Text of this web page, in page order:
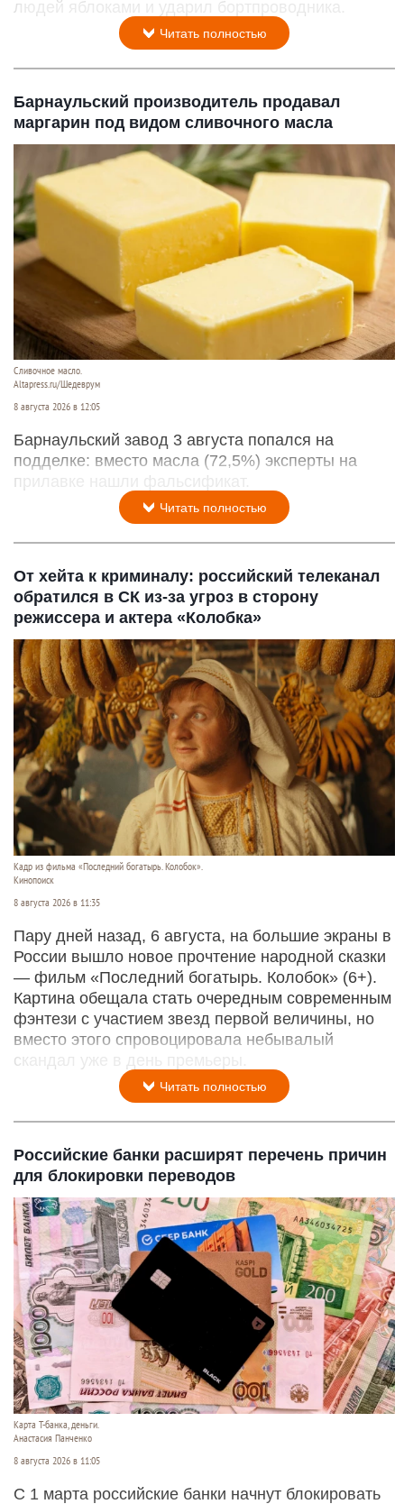
людей яблоками и ударил бортпроводника.
Читать полностью
Барнаульский производитель продавал
маргарин под видом сливочного масла
Сливочное масло.
Altapress.ru/Шедеврум
8 августа 2026 в 12:05
Барнаульский завод 3 августа попался на
подделке: вместо масла (72,5%) эксперты на
прилавке нашли фальсификат.
Читать полностью
От хейта к криминалу: российский телеканал
обратился в СК из-за угроз в сторону
режиссера и актера «Колобка»
Кадр из фильма «Последний богатырь. Колобок».
Кинопоиск
8 августа 2026 в 11:35
Пару дней назад, 6 августа, на большие экраны в
России вышло новое прочтение народной сказки
— фильм «Последний богатырь. Колобок» (6+).
Картина обещала стать очередным современным
фэнтези с участием звезд первой величины, но
вместо этого спровоцировала небывалый
скандал уже в день премьеры.
Читать полностью
Российские банки расширят перечень причин
для блокировки переводов
Карта Т-банка, деньги.
Анастасия Панченко
8 августа 2026 в 11:05
С 1 марта российские банки начнут блокировать